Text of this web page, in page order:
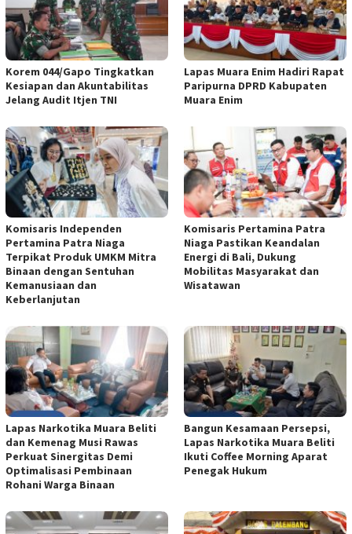
Korem 044/Gapo Tingkatkan
Kesiapan dan Akuntabilitas
Jelang Audit Itjen TNI
Lapas Muara Enim Hadiri Rapat
Paripurna DPRD Kabupaten
Muara Enim
Komisaris Independen
Pertamina Patra Niaga
Terpikat Produk UMKM Mitra
Binaan dengan Sentuhan
Kemanusiaan dan
Keberlanjutan
Komisaris Pertamina Patra
Niaga Pastikan Keandalan
Energi di Bali, Dukung
Mobilitas Masyarakat dan
Wisatawan
Lapas Narkotika Muara Beliti
dan Kemenag Musi Rawas
Perkuat Sinergitas Demi
Optimalisasi Pembinaan
Rohani Warga Binaan
Bangun Kesamaan Persepsi,
Lapas Narkotika Muara Beliti
Ikuti Coffee Morning Aparat
Penegak Hukum